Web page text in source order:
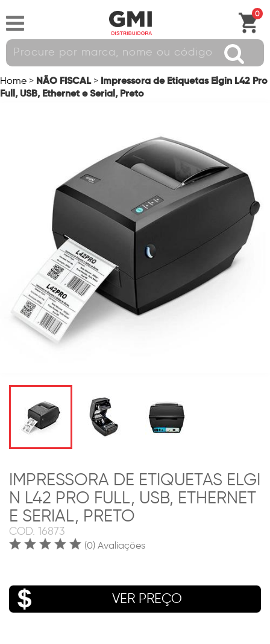
0
Home > NÃO FISCAL > Impressora de Etiquetas Elgin L42 Pro
Full, USB, Ethernet e Serial, Preto
IMPRESSORA DE ETIQUETAS ELGI
N L42 PRO FULL, USB, ETHERNET
E SERIAL, PRETO
COD. 16873
(0) Avaliações
VER PREÇO